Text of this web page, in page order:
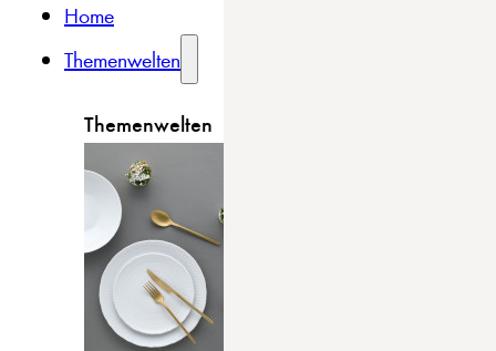
Home
Themenwelten
Themenwelten